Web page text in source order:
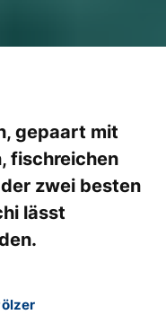
gepaart mit
fischreichen
zwei besten
lässt